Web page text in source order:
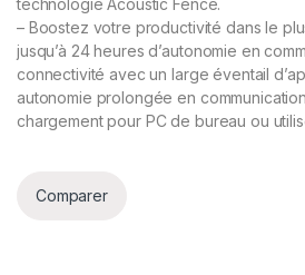
– Boostez votre productivité dans le
jusqu’à 24 heures d’autonomie en
connectivité avec un large éventail
autonomie prolongée en
chargement pour PC de bureau ou
Comparer